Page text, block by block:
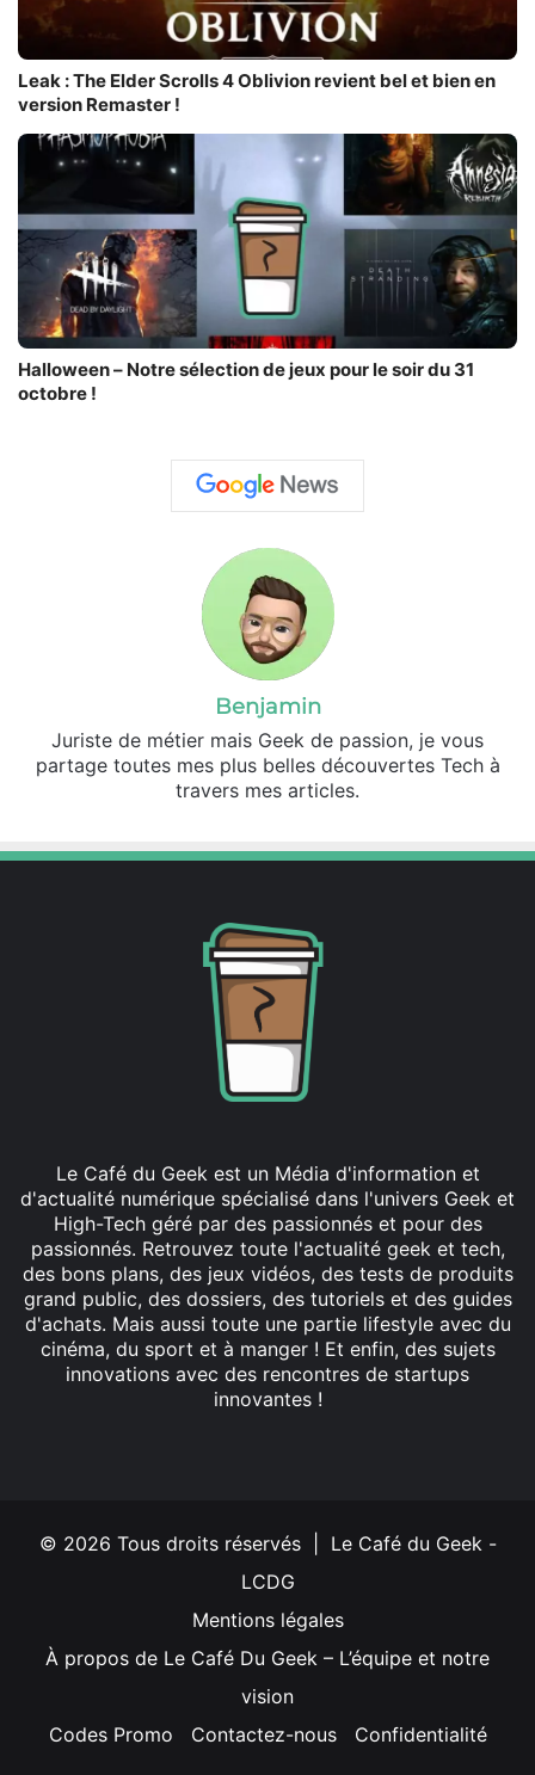
Leak : The Elder Scrolls 4 Oblivion revient bel et bien en
version Remaster !
Halloween – Notre sélection de jeux pour le soir du 31
octobre !
Benjamin
Juriste de métier mais Geek de passion, je vous
partage toutes mes plus belles découvertes Tech à
travers mes articles.
Le Café du Geek est un Média d'information et
d'actualité numérique spécialisé dans l'univers Geek et
High-Tech géré par des passionnés et pour des
passionnés. Retrouvez toute l'actualité geek et tech,
des bons plans, des jeux vidéos, des tests de produits
grand public, des dossiers, des tutoriels et des guides
d'achats. Mais aussi toute une partie lifestyle avec du
cinéma, du sport et à manger ! Et enfin, des sujets
innovations avec des rencontres de startups
innovantes !
© 2026 Tous droits réservés | Le Café du Geek -
LCDG
Mentions légales
À propos de Le Café Du Geek – L’équipe et notre
vision
Codes Promo
Contactez-nous Confidentialité